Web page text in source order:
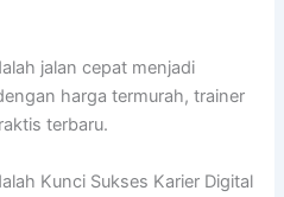
jalan cepat menjadi
harga termurah, trainer
terbaru.
Kunci Sukses Karier Digital